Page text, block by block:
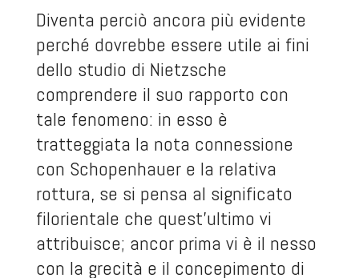
Diventa perciò ancora più evidente
perché dovrebbe essere utile ai fini
dello studio di Nietzsche
comprendere il suo rapporto con
tale fenomeno: in esso è
tratteggiata la nota connessione
con Schopenhauer e la relativa
rottura, se si pensa al significato
filorientale che quest’ultimo vi
attribuisce; ancor prima vi è il nesso
con la grecità e il concepimento di